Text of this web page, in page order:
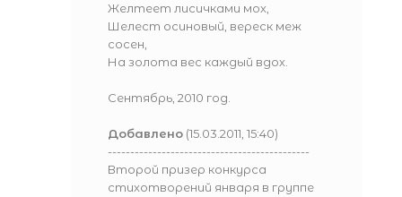
Желтеет лисичками мох,
Шелест осиновый, вереск меж
сосен,
На золота вес каждый вдох.
Сентябрь, 2010 год.
Добавлено (15.03.2011, 15:40)
---------------------------------------------
Второй призер конкурса
стихотворений января в группе